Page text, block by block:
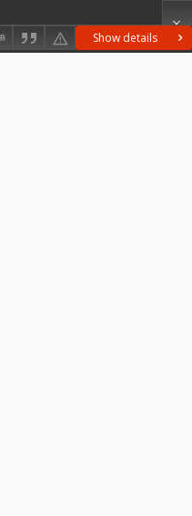
Show details